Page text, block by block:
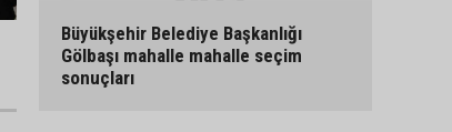
Büyükşehir Belediye Başkanlığı
Gölbaşı mahalle mahalle seçim
sonuçları